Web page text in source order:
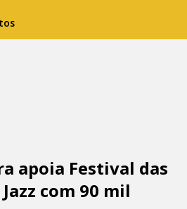
apoia Festival das
com 90 mil